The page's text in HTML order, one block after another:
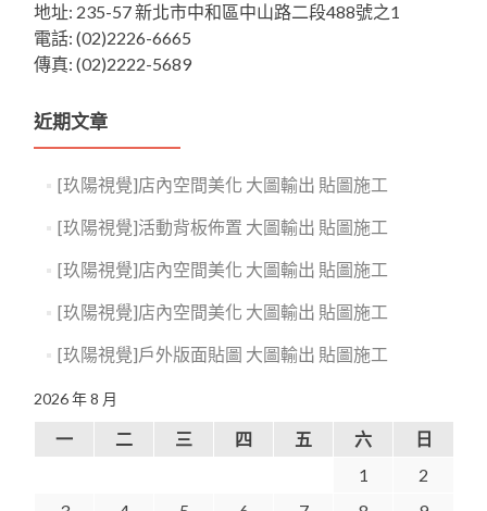
地址: 235-57 新北市中和區中山路二段488號之1
電話: (02)2226-6665
傳真: (02)2222-5689
近期文章
[玖陽視覺]店內空間美化 大圖輸出 貼圖施工
[玖陽視覺]活動背板佈置 大圖輸出 貼圖施工
[玖陽視覺]店內空間美化 大圖輸出 貼圖施工
[玖陽視覺]店內空間美化 大圖輸出 貼圖施工
[玖陽視覺]戶外版面貼圖 大圖輸出 貼圖施工
2026 年 8 月
一 二 三 四 五 六
日
1
2